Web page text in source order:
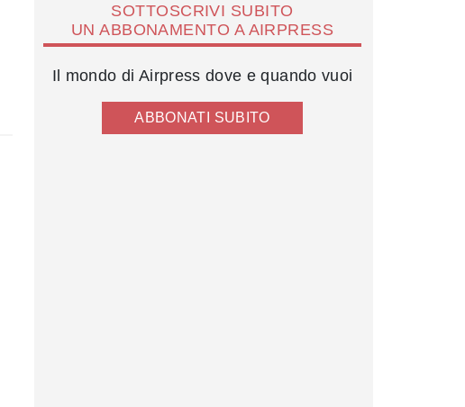
SOTTOSCRIVI SUBITO
UN ABBONAMENTO A AIRPRESS
Il mondo di Airpress dove e quando vuoi
ABBONATI SUBITO